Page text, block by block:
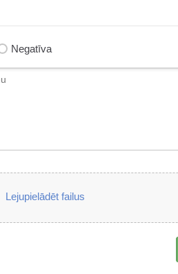
Negatīva
Lejupielādēt failus